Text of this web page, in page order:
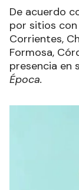
De acuerdo
por sitios con
Corrientes,
Formosa,
presencia en
Época.